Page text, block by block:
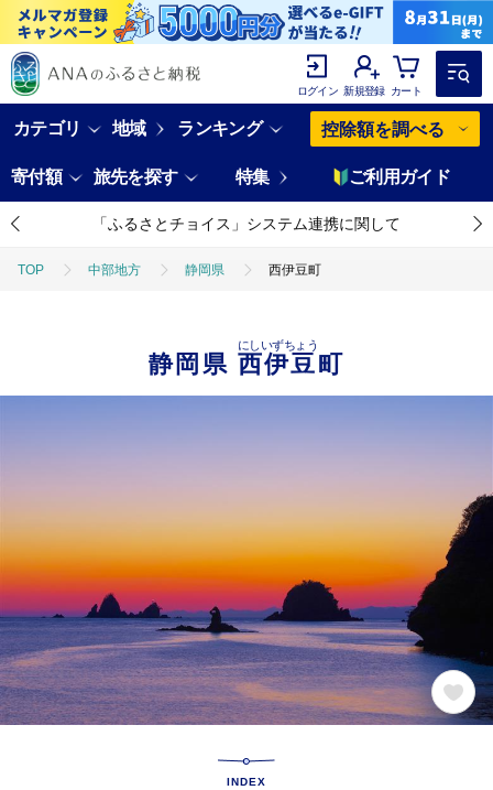
ログイン 新規登録 カート
カテゴリ 地域 ランキング 控除額を調べる
寄付額 旅先を探す 特集 ご利用ガイド
「ふるさとチョイス」システム連携に関して
TOP 中部地方 静岡県 西伊豆町
静岡県 西伊豆町
にしいずちょう
INDEX